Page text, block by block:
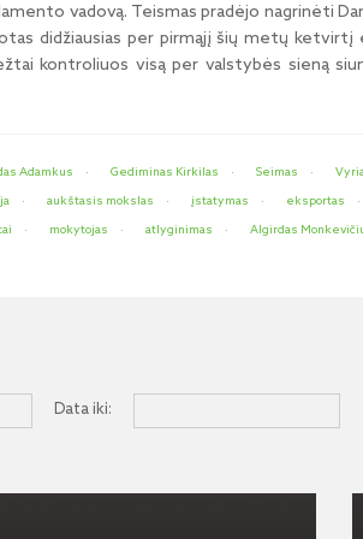
vadovą. Teismas pradėjo nagrinėti
didžiausias per pirmąjį šių metų ketvirtį
kontroliuos visą per valstybės sieną
Adamkus Gediminas Kirkilas Seimas
aukštasis mokslas įstatymas
eksportas
mokytojas atlyginimas
Algirdas
Data iki: